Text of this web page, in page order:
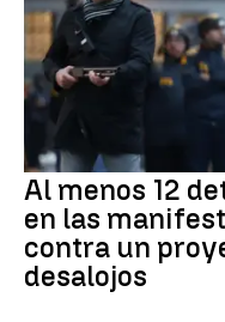
Al menos 12
en las
contra un
desalojos